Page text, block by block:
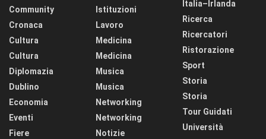
Community
Cronaca
Cultura
Cultura
Diplomazia
Dublino
Economia
Eventi
Fiere
Istituzioni
Lavoro
Medicina
Medicina
Musica
Musica
Networking
Networking
Notizie
Italia–Irlanda
Ricerca
Ricercatori
Ristorazione
Sport
Storia
Storia
Tour Guidati
Università